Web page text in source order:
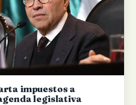
impuestos a
legislativa